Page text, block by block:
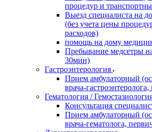
процедур и
Выезд специалиста на
(без учета цены
расходов)
помощь на дому
Пребывание медсетры
30мин)
Гастроэнтерология
Прием амбулаторный
врача-
Гематология /
Консультация
Прием амбулаторный
врача-гематолога,